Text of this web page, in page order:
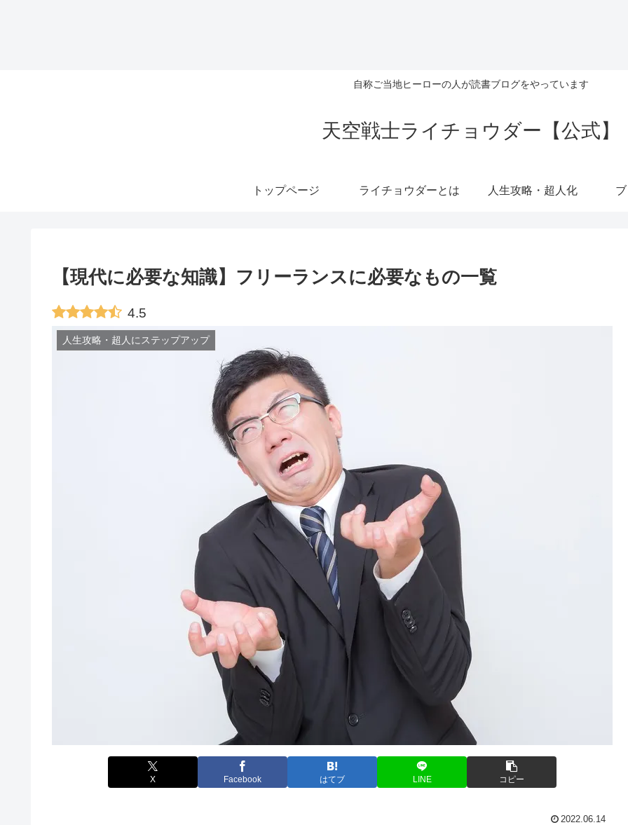
自称ご当地ヒーローの人が読書ブログをやっています
天空戦士ライチョウダー【公式】
トップページ ライチョウダーとは 人生攻略・超人化
【現代に必要な知識】フリーランスに必要なもの一覧
4.5
人生攻略・超人にステップアップ
X Facebook はてブ LINE コピー
2022.06.14